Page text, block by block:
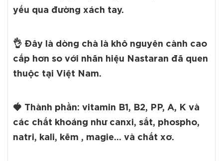
yếu qua đường xách tay.
👌 Đây là dòng chà là khô nguyên cành cao
cấp hơn so với nhãn hiệu Nastaran đã quen
thuộc tại Việt Nam.
🍓 Thành phần: vitamin B1, B2, PP, A, K và
các chất khoáng như canxi, sắt, phospho,
natri, kali, kẽm , magie... và chất xơ.